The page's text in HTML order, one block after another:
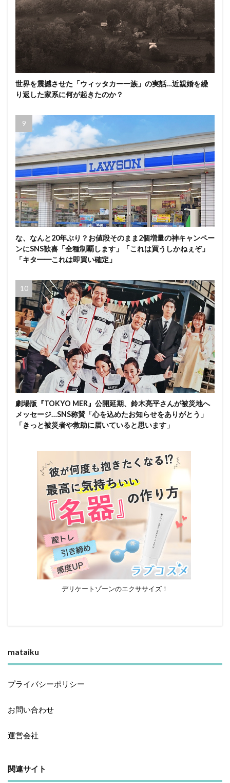
世界を震撼させた「ウィッタカー一族」の実話…近親婚を繰
り返した家系に何が起きたのか？
な、なんと20年ぶり？お値段そのまま2個増量の神キャンペー
ンにSNS歓喜「全種制覇します」「これは買うしかねぇぞ」
「キタ━━これは即買い確定」
劇場版『TOKYO MER』公開延期、鈴木亮平さんが被災地へ
メッセージ…SNS称賛「心を込めたお知らせをありがとう」
「きっと被災者や救助に届いていると思います」
デリケートゾーンのエクササイズ！
mataiku
プライバシーポリシー
お問い合わせ
運営会社
関連サイト